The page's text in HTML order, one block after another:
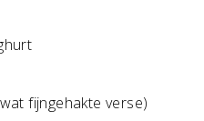
fijngehakte verse)